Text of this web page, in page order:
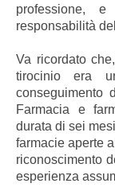
professione, e
responsabilità
Va ricordato
tirocinio era
conseguimento
Farmacia e
durata di sei
farmacie aperte
riconoscimento
esperienza